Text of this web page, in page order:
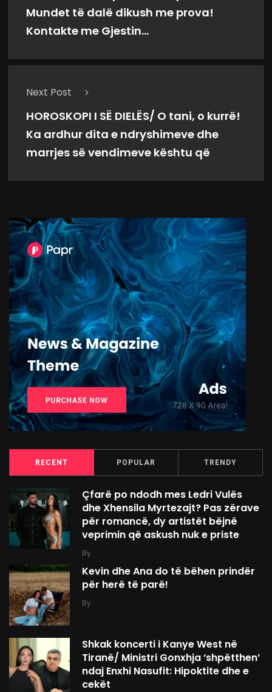
Mundet të dalë dikush me prova!
Kontakte me Gjestin…
Next Post
HOROSKOPI I SË DIELËS/ O tani, o kurrë!
Ka ardhur dita e ndryshimeve dhe
marrjes së vendimeve kështu që
RECENT POPULAR TRENDY
Çfarë po ndodh mes Ledri Vulës
dhe Xhensila Myrtezajt? Pas zërave
për romancë, dy artistët bëjnë
veprimin që askush nuk e priste
By
Kevin dhe Ana do të bëhen prindër
për herë të parë!
By
Shkak koncerti i Kanye West në
Tiranë/ Ministri Gonxhja ‘shpëtthen’
ndaj Enxhi Nasufit: Hipoktite dhe e
cekët